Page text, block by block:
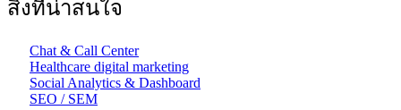
สิ่งที่น่าสนใจ
Chat & Call Center
Healthcare digital marketing
Social Analytics & Dashboard
SEO / SEM